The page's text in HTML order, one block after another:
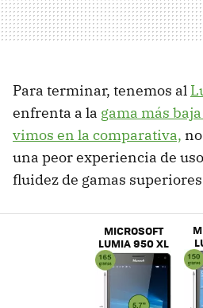
Para terminar, tenemos al
enfrenta a la gama más
vimos en la comparativa,
una peor experiencia de
fluidez de gamas
MICROSOFT
LUMIA 950 XL